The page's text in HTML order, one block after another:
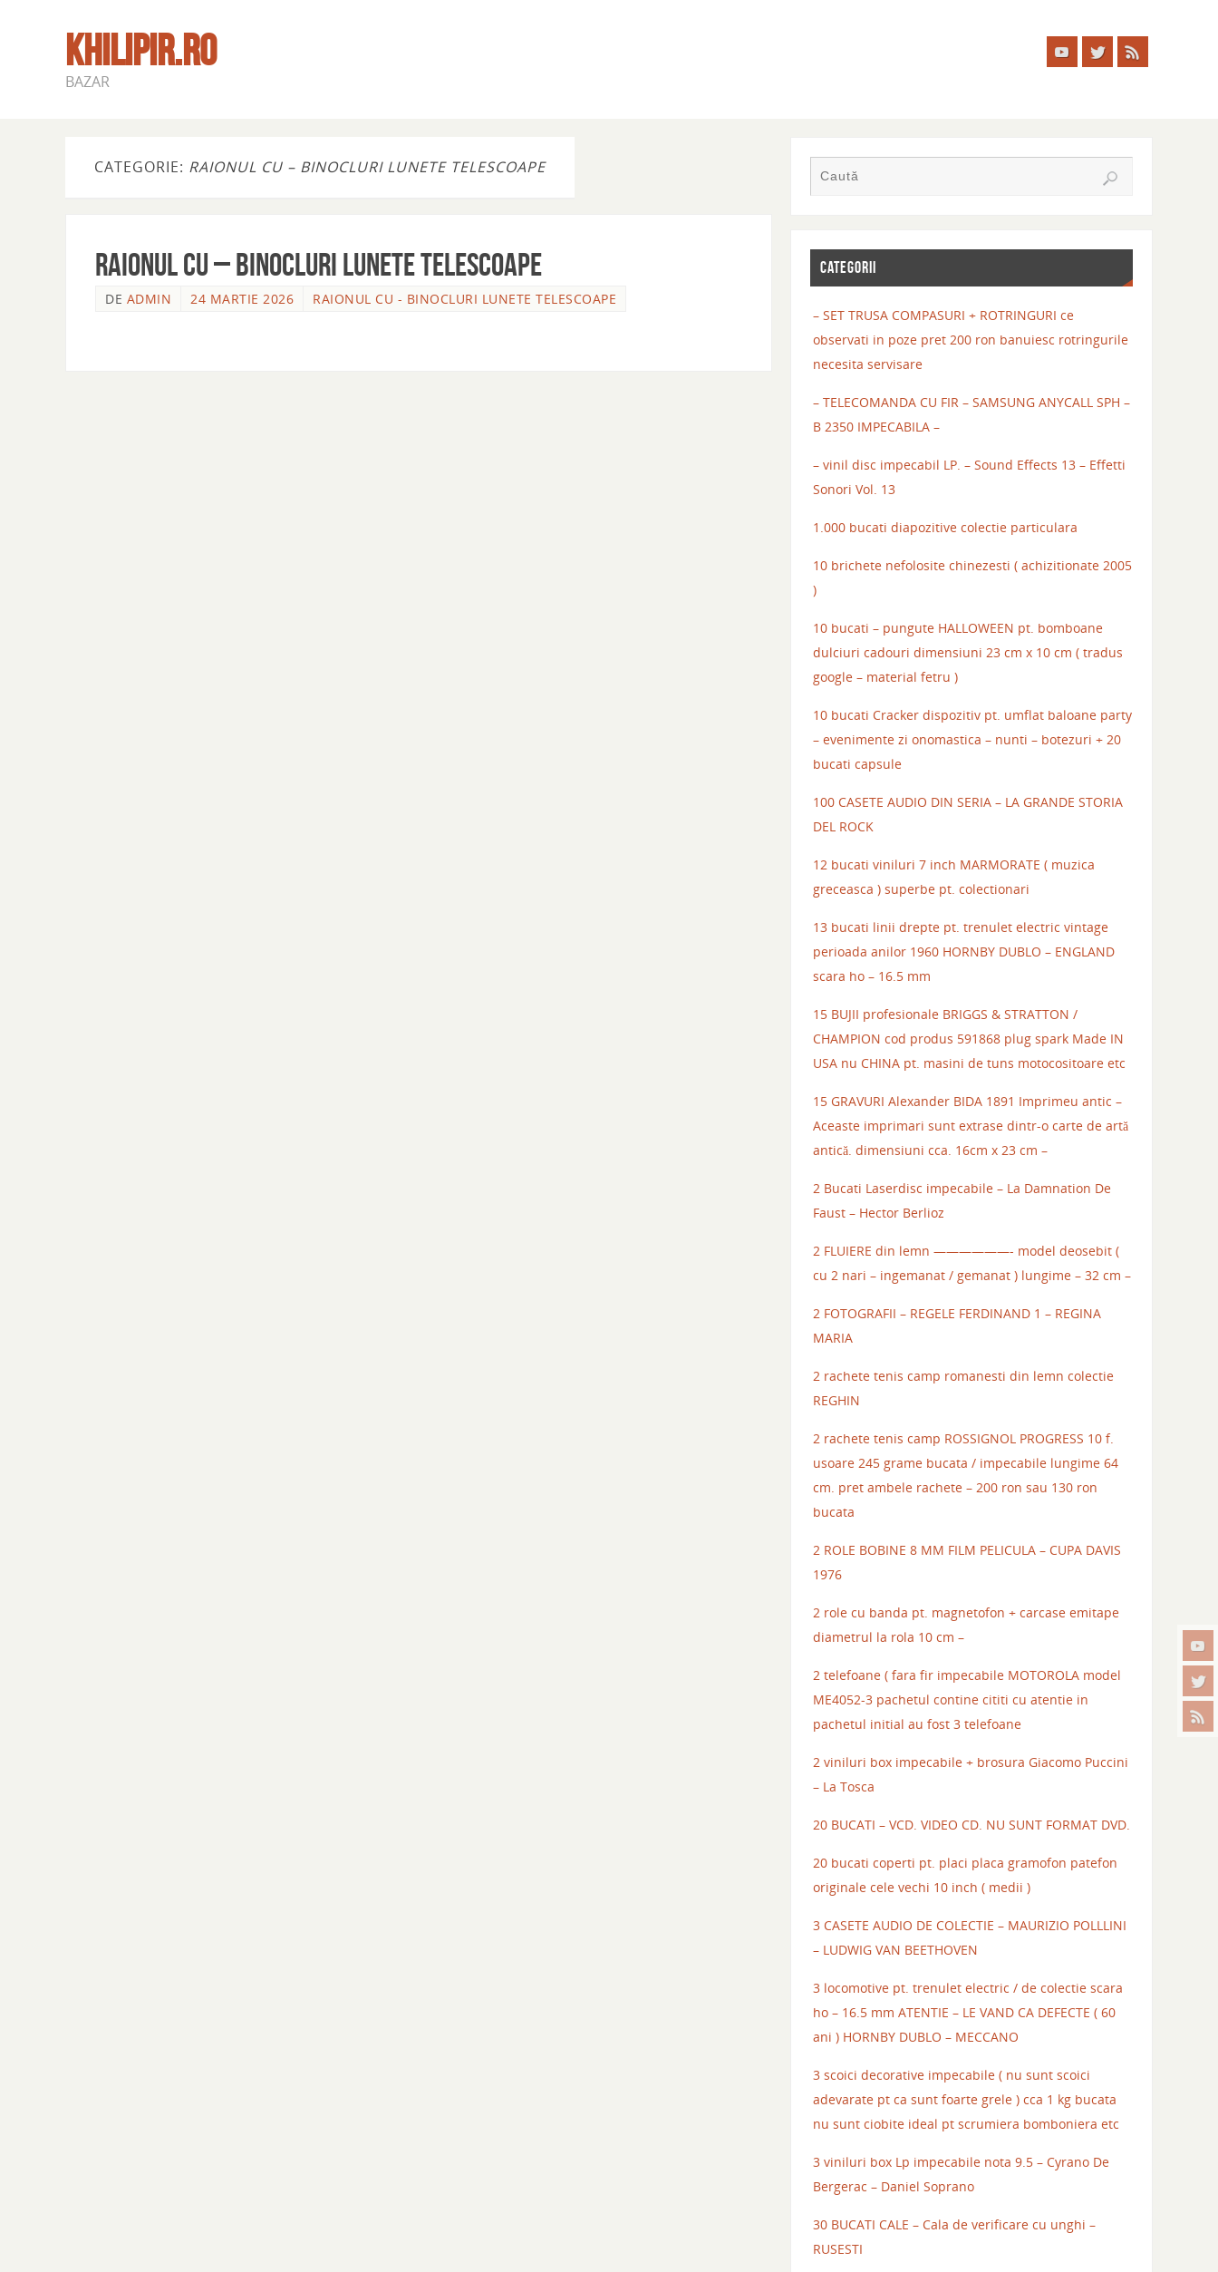
KHILIPIR.RO
BAZAR
CATEGORIE: RAIONUL CU – BINOCLURI LUNETE TELESCOAPE
RAIONUL CU – BINOCLURI LUNETE TELESCOAPE
DE ADMIN 24 MARTIE 2026 RAIONUL CU - BINOCLURI LUNETE TELESCOAPE
CATEGORII
– SET TRUSA COMPASURI + ROTRINGURI ce
observati in poze pret 200 ron banuiesc rotringurile
necesita servisare
– TELECOMANDA CU FIR – SAMSUNG ANYCALL SPH –
B 2350 IMPECABILA –
– vinil disc impecabil LP. – Sound Effects 13 – Effetti
Sonori Vol. 13
1.000 bucati diapozitive colectie particulara
10 brichete nefolosite chinezesti ( achizitionate 2005
)
10 bucati – pungute HALLOWEEN pt. bomboane
dulciuri cadouri dimensiuni 23 cm x 10 cm ( tradus
google – material fetru )
10 bucati Cracker dispozitiv pt. umflat baloane party
– evenimente zi onomastica – nunti – botezuri + 20
bucati capsule
100 CASETE AUDIO DIN SERIA – LA GRANDE STORIA
DEL ROCK
12 bucati viniluri 7 inch MARMORATE ( muzica
greceasca ) superbe pt. colectionari
13 bucati linii drepte pt. trenulet electric vintage
perioada anilor 1960 HORNBY DUBLO – ENGLAND
scara ho – 16.5 mm
15 BUJII profesionale BRIGGS & STRATTON /
CHAMPION cod produs 591868 plug spark Made IN
USA nu CHINA pt. masini de tuns motocositoare etc
15 GRAVURI Alexander BIDA 1891 Imprimeu antic –
Aceaste imprimari sunt extrase dintr-o carte de artă
antică. dimensiuni cca. 16cm x 23 cm –
2 Bucati Laserdisc impecabile – La Damnation De
Faust – Hector Berlioz
2 FLUIERE din lemn ——————- model deosebit (
cu 2 nari – ingemanat / gemanat ) lungime – 32 cm –
2 FOTOGRAFII – REGELE FERDINAND 1 – REGINA
MARIA
2 rachete tenis camp romanesti din lemn colectie
REGHIN
2 rachete tenis camp ROSSIGNOL PROGRESS 10 f.
usoare 245 grame bucata / impecabile lungime 64
cm. pret ambele rachete – 200 ron sau 130 ron
bucata
2 ROLE BOBINE 8 MM FILM PELICULA – CUPA DAVIS
1976
2 role cu banda pt. magnetofon + carcase emitape
diametrul la rola 10 cm –
2 telefoane ( fara fir impecabile MOTOROLA model
ME4052-3 pachetul contine cititi cu atentie in
pachetul initial au fost 3 telefoane
2 viniluri box impecabile + brosura Giacomo Puccini
– La Tosca
20 BUCATI – VCD. VIDEO CD. NU SUNT FORMAT DVD.
20 bucati coperti pt. placi placa gramofon patefon
originale cele vechi 10 inch ( medii )
3 CASETE AUDIO DE COLECTIE – MAURIZIO POLLLINI
– LUDWIG VAN BEETHOVEN
3 locomotive pt. trenulet electric / de colectie scara
ho – 16.5 mm ATENTIE – LE VAND CA DEFECTE ( 60
ani ) HORNBY DUBLO – MECCANO
3 scoici decorative impecabile ( nu sunt scoici
adevarate pt ca sunt foarte grele ) cca 1 kg bucata
nu sunt ciobite ideal pt scrumiera bomboniera etc
3 viniluri box Lp impecabile nota 9.5 – Cyrano De
Bergerac – Daniel Soprano
30 BUCATI CALE – Cala de verificare cu unghi –
RUSESTI